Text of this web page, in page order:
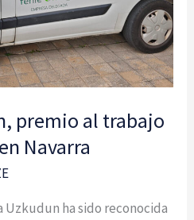
premio al trabajo
Navarra
Uzkudun ha sido reconocida